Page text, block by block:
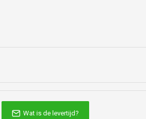
Wat is de levertijd?